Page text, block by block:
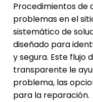
Procedimientos de
problemas en el
sistemático de
diseñado para
y segura. Este flujo
transparente le
problema, las
para la reparación.